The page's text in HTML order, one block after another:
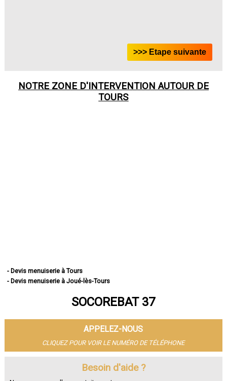
NOTRE ZONE D'INTERVENTION AUTOUR DE
TOURS
- Devis menuiserie à Tours
- Devis menuiserie à Joué-lès-Tours
- Devis menuiserie à Saint-Pierre-des-Corps
- Devis menuiserie à Amboise
- Devis menuiserie à Chambray-lès-Tours
- Devis menuiserie à Montlouis-sur-Loire
- Devis menuiserie à Fondettes
- Devis menuiserie à Chinon
SOCOREBAT 37
APPELEZ-NOUS
CLIQUEZ POUR VOIR LE NUMÉRO DE TÉLÉPHONE
Besoin d'aide ?